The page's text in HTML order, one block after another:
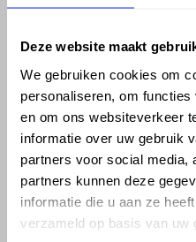
Deze website maakt
We gebruiken cookies om
personaliseren, om
en om ons websiteverkeer
informatie over uw gebruik
partners voor social media,
partners kunnen deze
informatie die u aan ze
verzameld op basis van uw
ASSORTIMENT
Hemelwaterafvoer
Drukleiding
mail info@vosproducts.nl
check_circleDé bouwmarkt van Altena
check_circle Direct uit grote voorraad
check_circleLevering in NL en BE